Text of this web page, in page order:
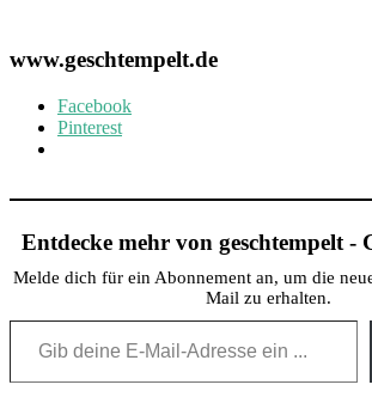
www.geschtempelt.de
Facebook
Pinterest
Entdecke mehr von geschtempelt -
Melde dich für ein Abonnement an, um die
Mail zu erhalten.
Gib deine E-Mail-Adresse ein ...